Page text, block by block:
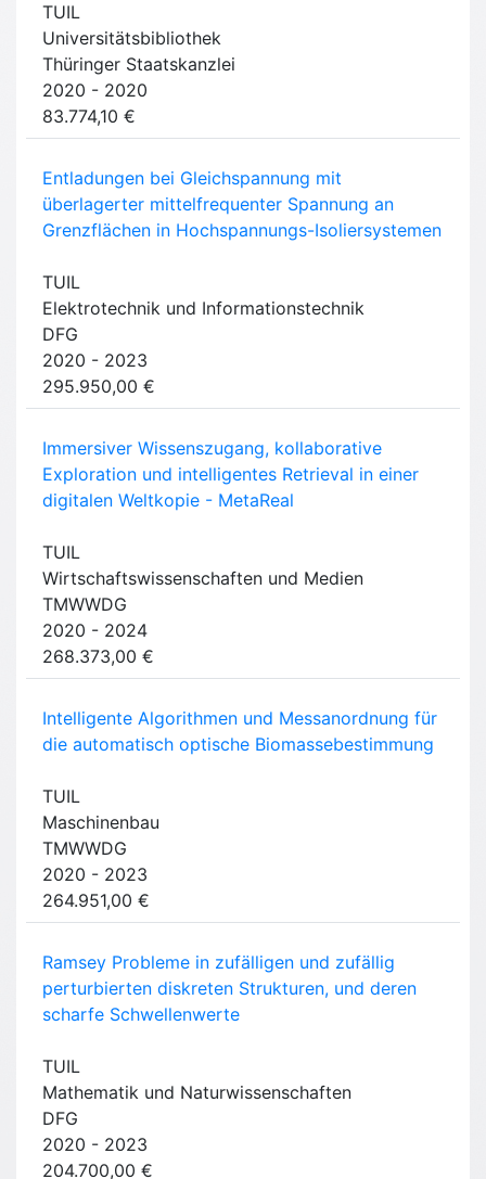
TUIL
Universitätsbibliothek
Thüringer Staatskanzlei
2020 - 2020
83.774,10 €
Entladungen bei Gleichspannung mit
überlagerter mittelfrequenter Spannung an
Grenzflächen in Hochspannungs-Isoliersystemen
TUIL
Elektrotechnik und Informationstechnik
DFG
2020 - 2023
295.950,00 €
Immersiver Wissenszugang, kollaborative
Exploration und intelligentes Retrieval in einer
digitalen Weltkopie - MetaReal
TUIL
Wirtschaftswissenschaften und Medien
TMWWDG
2020 - 2024
268.373,00 €
Intelligente Algorithmen und Messanordnung für
die automatisch optische Biomassebestimmung
TUIL
Maschinenbau
TMWWDG
2020 - 2023
264.951,00 €
Ramsey Probleme in zufälligen und zufällig
perturbierten diskreten Strukturen, und deren
scharfe Schwellenwerte
TUIL
Mathematik und Naturwissenschaften
DFG
2020 - 2023
204.700,00 €